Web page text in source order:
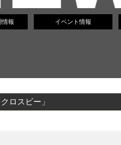
情報 イベント情報
ロスビー」